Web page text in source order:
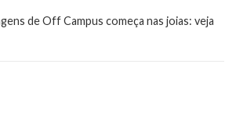
de Off Campus começa nas joias: veja